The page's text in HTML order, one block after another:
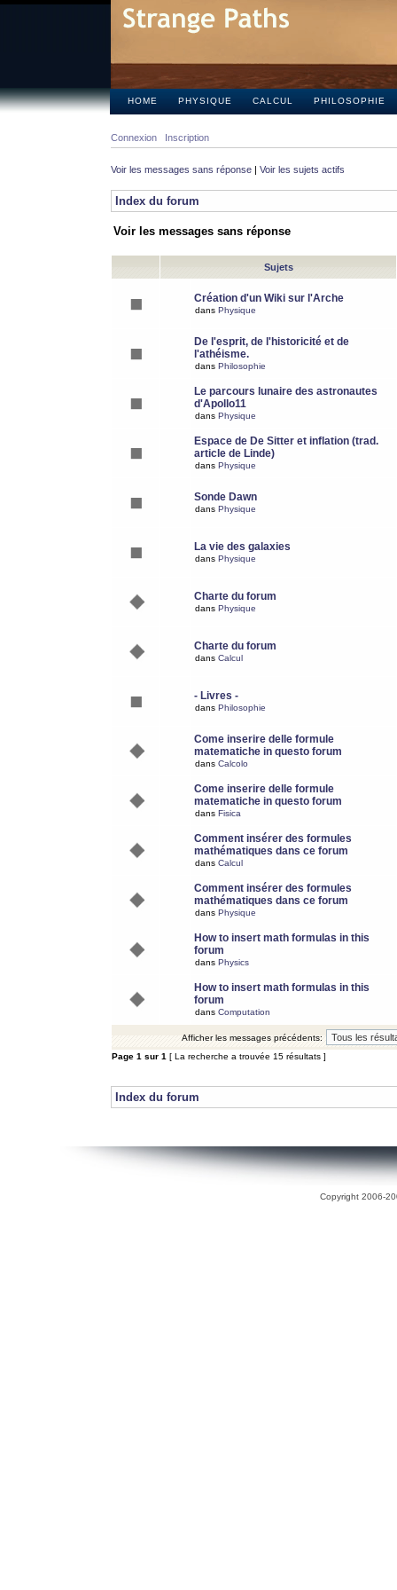
HOME PHYSIQUE CALCUL PHILOSOPHIE
Connexion Inscription
Voir les messages sans réponse | Voir les sujets actifs
Index du forum
Voir les messages sans réponse
Sujets
Création d'un Wiki sur l'Arche
dans Physique
De l'esprit, de l'historicité et de
l'athéisme.
dans Philosophie
Le parcours lunaire des astronautes
d'Apollo11
dans Physique
Espace de De Sitter et inflation (trad.
article de Linde)
dans Physique
Sonde Dawn
dans Physique
La vie des galaxies
dans Physique
Charte du forum
dans Physique
Charte du forum
dans Calcul
- Livres -
dans Philosophie
Come inserire delle formule
matematiche in questo forum
dans Calcolo
Come inserire delle formule
matematiche in questo forum
dans Fisica
Comment insérer des formules
mathématiques dans ce forum
dans Calcul
Comment insérer des formules
mathématiques dans ce forum
dans Physique
How to insert math formulas in this
forum
dans Physics
How to insert math formulas in this
forum
dans Computation
Afficher les messages précédents:
Page 1 sur 1 [ La recherche a trouvée 15 résultats ]
Index du forum
Copyright 2006-